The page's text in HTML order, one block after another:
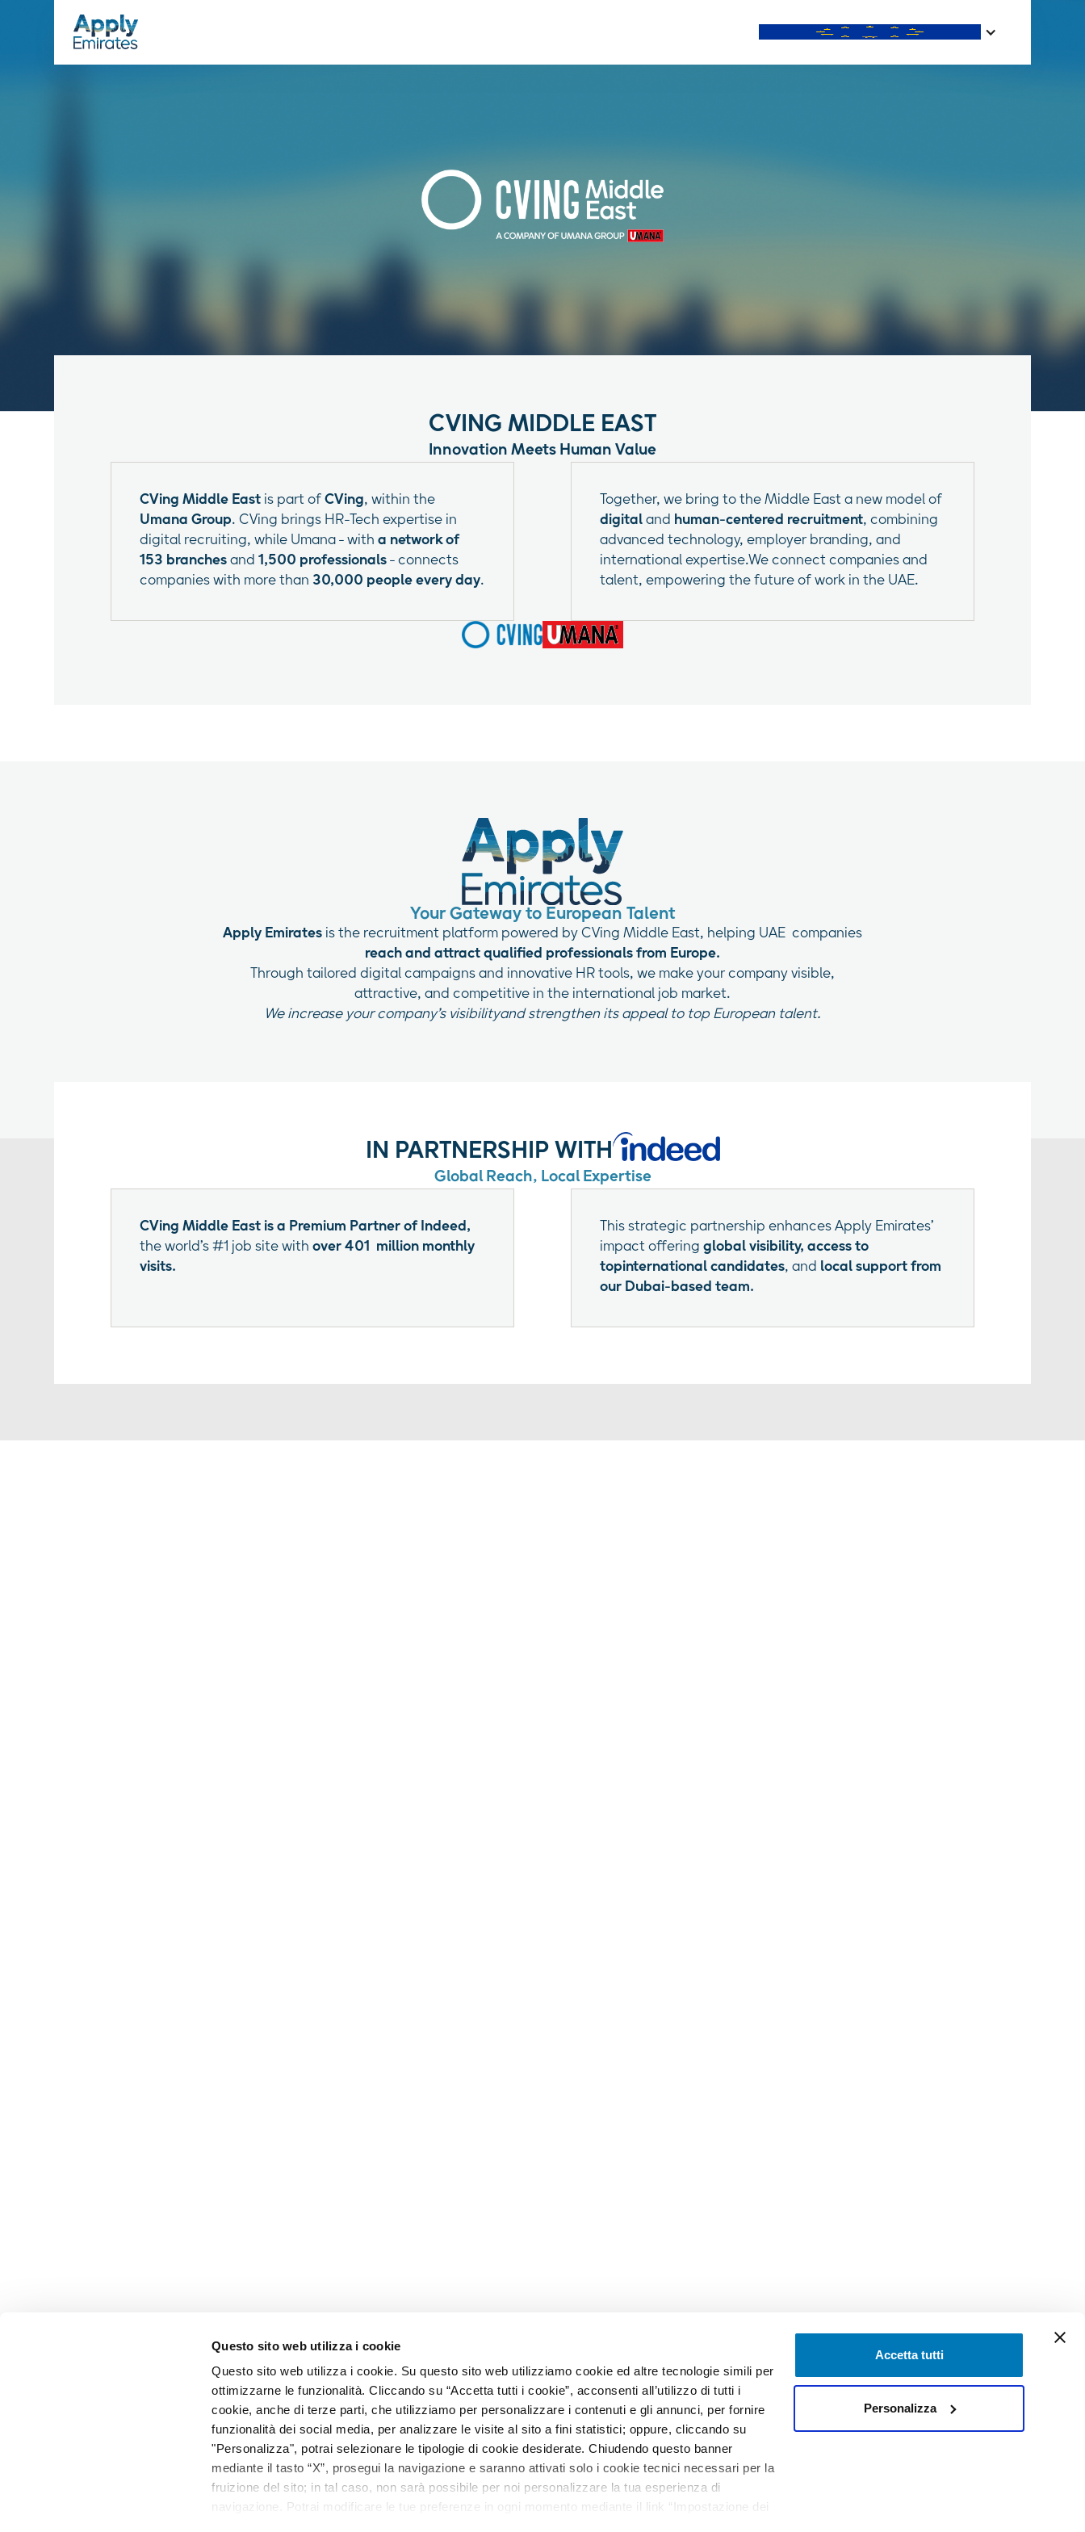
Questo sito web utilizza i cookie
Questo sito web utilizza i cookie. Su questo sito web utilizziamo cookie ed altre tecnologie simili per
ottimizzarne le funzionalità. Cliccando su “Accetta tutti i cookie”, acconsenti all’utilizzo di tutti i
cookie, anche di terze parti, che utilizziamo per personalizzare i contenuti e gli annunci, per fornire
funzionalità dei social media, per analizzare le visite al sito a fini statistici; oppure, cliccando su
"Personalizza", potrai selezionare le tipologie di cookie desiderate. Chiudendo questo banner
mediante il tasto “X”, prosegui la navigazione e saranno attivati solo i cookie tecnici necessari per la
fruizione del sito; in tal caso, non sarà possibile per noi personalizzare la tua esperienza di
navigazione. Potrai modificare le tue preferenze in ogni momento mediante il link “Impostazione dei
Accetta tutti
Personalizza
CVING MIDDLE EAST
Innovation Meets Human Value
CVing Middle East is part ofCVing, within the
Umana Group. CVing brings HR-Tech expertise in
digital recruiting, while Umana - witha network of
153 branches and1,500 professionals - connects
companies with more than 30,000 people every day.
Together, we bring to the Middle East a new model of
digital and human-centered recruitment, combining
advanced technology, employer branding, and
international expertise.We connect companies and
talent, empowering the future of work in the UAE.
Your Gateway to European Talent
Apply Emirates is the recruitment platform powered by CVing Middle East, helping UAE companies
reach and attract qualified professionals from Europe.
Through tailored digital campaigns and innovative HR tools, we make your company visible,
attractive, and competitive in the international job market.
We increase your company’s visibilityand strengthen its appeal to top European talent.
IN PARTNERSHIP WITH
Global Reach, Local Expertise
CVing Middle East is a Premium Partner of Indeed,
the world’s #1 job site withover 401 million monthly
visits.
This strategic partnership enhances Apply Emirates’
impact offering global visibility, access to
topinternational candidates, and local support from
our Dubai-based team.